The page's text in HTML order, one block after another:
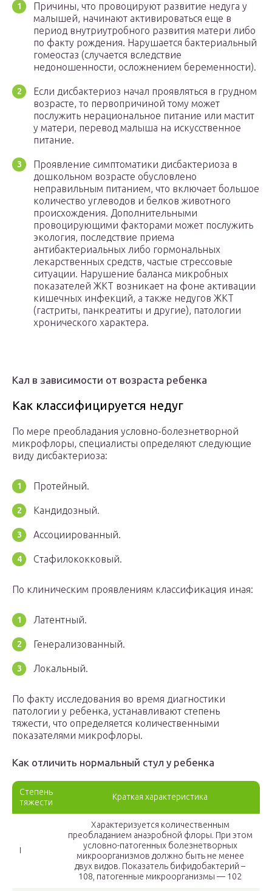
Причины, что провоцируют развитие недуга у
малышей, начинают активироваться еще в
период внутриутробного развития матери либо
по факту рождения. Нарушается бактериальный
гомеостаз (случается вследствие
недоношенности, осложнением беременности).
Если дисбактериоз начал проявляться в грудном
возрасте, то первопричиной тому может
послужить нерациональное питание или мастит
у матери, перевод малыша на искусственное
питание.
Проявление симптоматики дисбактериоза в
дошкольном возрасте обусловлено
неправильным питанием, что включает большое
количество углеводов и белков животного
происхождения. Дополнительными
провоцирующими факторами может послужить
экология, последствие приема
антибактериальных либо гормональных
лекарственных средств, частые стрессовые
ситуации. Нарушение баланса микробных
показателей ЖКТ возникает на фоне активации
кишечных инфекций, а также недугов ЖКТ
(гастриты, панкреатиты и другие), патологии
хронического характера.
Кал в зависимости от возраста ребенка
Как классифицируется недуг
По мере преобладания условно-болезнетворной
микрофлоры, специалисты определяют следующие
виду дисбактериоза:
Протейный.
Кандидозный.
Ассоциированный.
Стафилококковый.
По клиническим проявлениям классификация иная:
Латентный.
Генерализованный.
Локальный.
По факту исследования во время диагностики
патологии у ребенка, устанавливают степень
тяжести, что определяется количественными
показателями микрофлоры.
Как отличить нормальный стул у ребенка
Степень
тяжести
Краткая характеристика
І
Характеризуется количественным
преобладанием анаэробной флоры. При этом
условно-патогенных болезнетворных
микроорганизмов должно быть не менее
двух видов. Показатель бифидобактерий –
108, патогенные микроорганизмы — 102